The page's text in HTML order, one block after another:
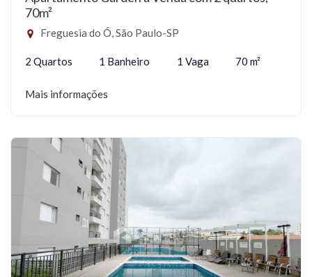
70m²
Freguesia do Ó, São Paulo-SP
2 Quartos 1 Banheiro 1 Vaga 70 m²
Mais informações